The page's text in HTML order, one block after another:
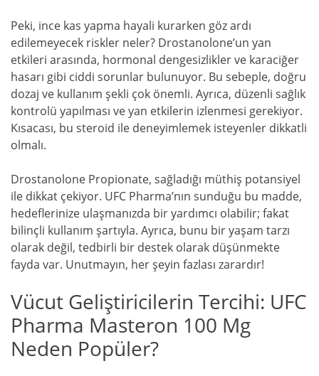
Peki, ince kas yapma hayali kurarken göz ardı
edilemeyecek riskler neler? Drostanolone’un yan
etkileri arasında, hormonal dengesizlikler ve karaciğer
hasarı gibi ciddi sorunlar bulunuyor. Bu sebeple, doğru
dozaj ve kullanım şekli çok önemli. Ayrıca, düzenli sağlık
kontrolü yapılması ve yan etkilerin izlenmesi gerekiyor.
Kısacası, bu steroid ile deneyimlemek isteyenler dikkatli
olmalı.
Drostanolone Propionate, sağladığı müthiş potansiyel
ile dikkat çekiyor. UFC Pharma’nın sunduğu bu madde,
hedeflerinize ulaşmanızda bir yardımcı olabilir; fakat
bilinçli kullanım şartıyla. Ayrıca, bunu bir yaşam tarzı
olarak değil, tedbirli bir destek olarak düşünmekte
fayda var. Unutmayın, her şeyin fazlası zarardır!
Vücut Geliştiricilerin Tercihi: UFC
Pharma Masteron 100 Mg
Neden Popüler?